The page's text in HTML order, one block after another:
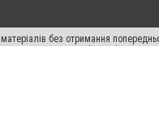
без отримання
на цитовані статті не